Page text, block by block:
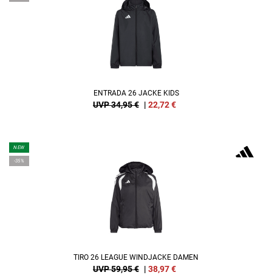
ENTRADA 26 JACKE KIDS
UVP 34,95 € | 22,72€
NEW
-35%
TIRO 26 LEAGUE WINDJACKE DAMEN
UVP 59,95 € | 38,97€